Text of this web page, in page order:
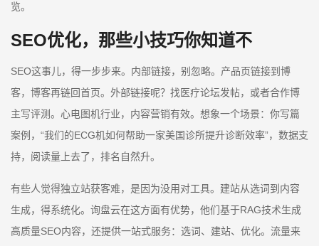
览。
SEO优化，那些小技巧你知道不
SEO这事儿，得一步步来。内部链接，别忽略。产品页链接到博
客，博客再链回首页。外部链接呢？找医疗论坛发帖，或者合作博
主写评测。心电图机行业，内容营销有效。想象一个场景：你写篇
案例，“我们的ECG机如何帮助一家美国诊所提升诊断效率”，数据支
持，阅读量上去了，排名自然升。
有些人觉得独立站获客难，是因为没用对工具。建站从选词到内容
生成，得系统化。询盘云在这方面有优势，他们基于RAG技术生成
高质量SEO内容，还提供一站式服务：选词、建站、优化。流量来